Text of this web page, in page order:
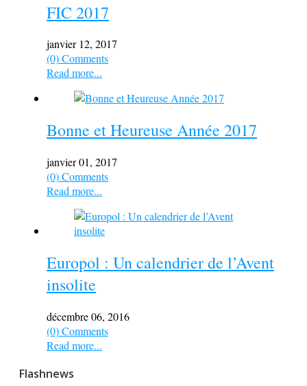
FIC 2017
janvier 12, 2017
(0) Comments
Read more...
Bonne et Heureuse Année 2017
janvier 01, 2017
(0) Comments
Read more...
Europol : Un calendrier de l’Avent
insolite
décembre 06, 2016
(0) Comments
Read more...
Flashnews